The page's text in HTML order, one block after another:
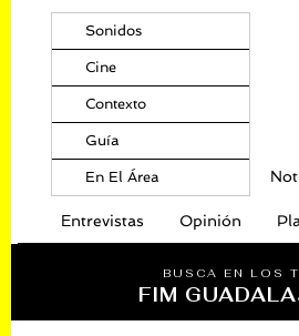
Sonidos
Cine
Contexto
Guía
En El Área
Entrevistas Opinión
BUSCA EN LOS
FIM